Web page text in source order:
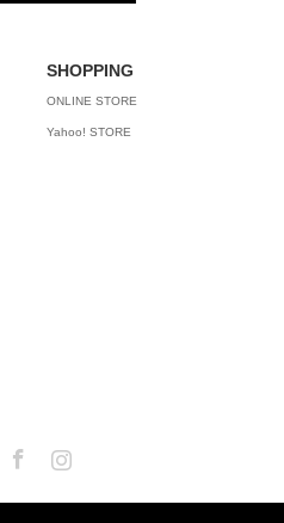
SHOPPING
ONLINE STORE
Yahoo! STORE
Twitter Facebook